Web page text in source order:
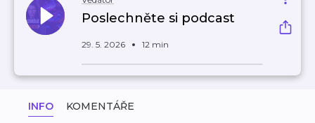
Poslechněte si podcast
29. 5. 2026 12 min
INFO KOMENTÁŘE